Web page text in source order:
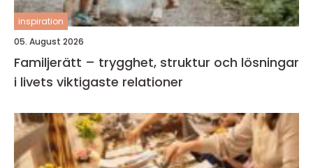
inspiration
05. August 2026
Familjerätt – trygghet, struktur och lösningar
i livets viktigaste relationer